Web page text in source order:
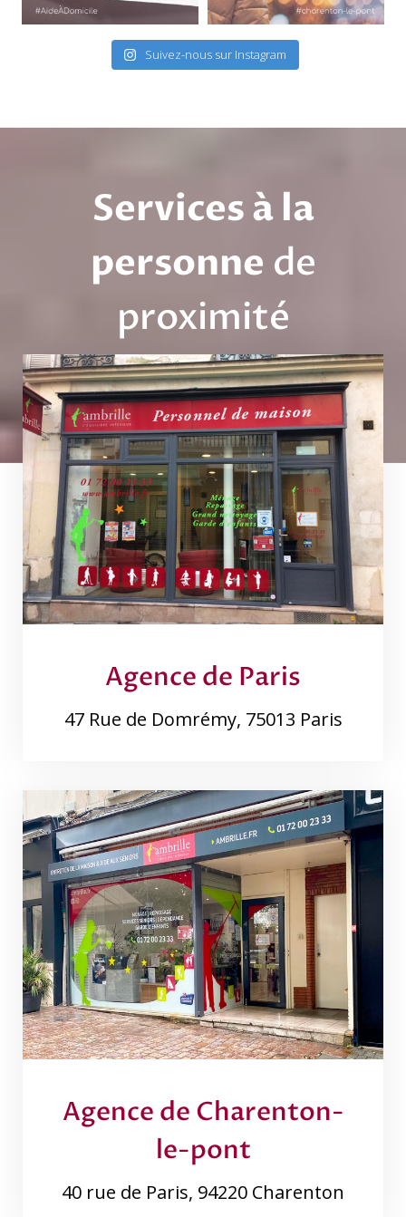
Suivez-nous sur Instagram
Services à la
personne de
proximité
Agence de Paris
47 Rue de Domrémy, 75013 Paris
Agence de Charenton-
le-pont
40 rue de Paris, 94220 Charenton